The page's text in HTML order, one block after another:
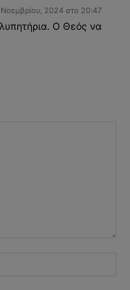
2024 στο 20:47
Ο Θεός να